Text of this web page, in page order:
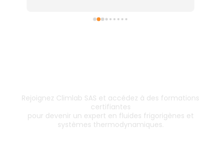
Rejoignez Climlab SAS et accédez à des formations
certifiantes
pour devenir un expert en fluides frigorigènes et
systèmes thermodynamiques.